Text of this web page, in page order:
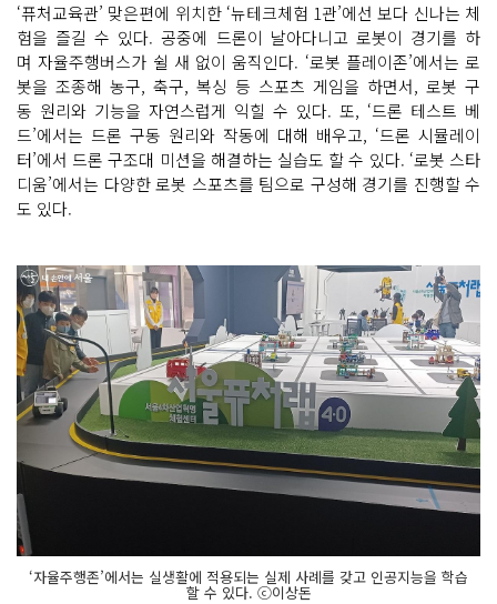
‘퓨처교육관’ 맞은편에 위치한 ‘뉴테크체험 1관’에선 보다 신나는 체
험을 즐길 수 있다. 공중에 드론이 날아다니고 로봇이 경기를 하
며 자율주행버스가 쉴 새 없이 움직인다. ‘로봇 플레이존’에서는 로
봇을 조종해 농구, 축구, 복싱 등 스포츠 게임을 하면서, 로봇 구
동 원리와 기능을 자연스럽게 익힐 수 있다. 또, ‘드론 테스트 베
드’에서는 드론 구동 원리와 작동에 대해 배우고, ‘드론 시뮬레이
터’에서 드론 구조대 미션을 해결하는 실습도 할 수 있다. ‘로봇 스타
디움’에서는 다양한 로봇 스포츠를 팀으로 구성해 경기를 진행할 수
도 있다.
‘자율주행존’에서는 실생활에 적용되는 실제 사례를 갖고 인공지능을 학습
할 수 있다. ⓒ이상돈